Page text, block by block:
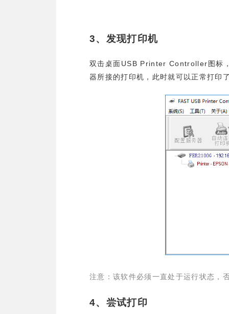
3、发现打印机
双击桌面 USB Printer Controller 图标
器所接的打印机，此时就可以正常打印
注意：该软件必须一直处于运行状态，
4、尝试打印